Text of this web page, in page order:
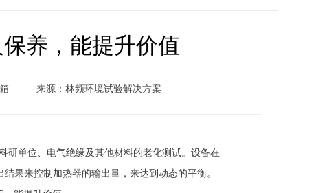
养，能提升价值
来源：林频环境试验解决方案
研单位、电气绝缘及其他材料的老化测试。设备在
果来控制加热器的输出量，来达到动态的平衡。